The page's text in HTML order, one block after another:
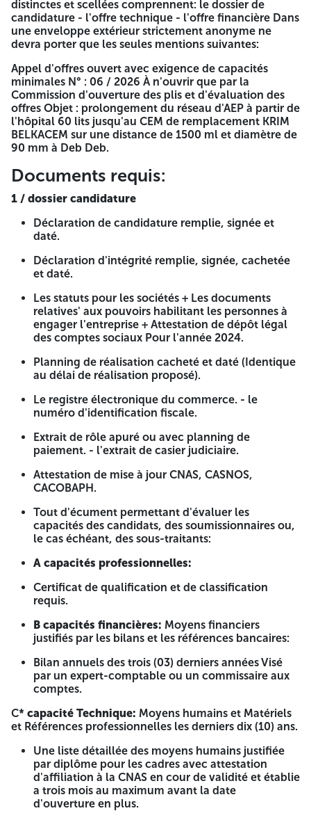
pendant une durée de 90 jours, en plus du délai de
préparation des offres, à compter de la date de dépôt des
offres. ERRAIE EL HOUR : 19/03/2026 ANEP N°:2616009746
A -=-=-=-
RÉPUBLIQUE ALGÉRIENNE
DÉMOCRATIQUE ET POPULAIRE
Wilaya d'Illizi Direction d'hydraulique,Adresse : Route Ain
El Kours, Cité Al-Hiza Boubou – Illizi NIF
:099133019000141
Appel d'offres ouvert avec exigence de capacités
minimales N° : 06 / 2026
Conditions minimales permettant de
participer à cette offre
Capacités professionnelles:Les Entreprises disposant
d'une Certificat de qualification et de classification
principale ou secondaire).
Références professionnelles:Possession d'au moins un
certificat de bonne exécution pour la réalisation des
conduite type PEHD, à condition que ces projets aient été
réalisés dans les derniers dix (10) ans.
Capacités financières:Bilan annuels des trois (03) derniers
années (2024-2023-2022) Visé par un expert-comptable ou
un commissaire aux comptes.
Intitulé de l'opération:Prolongement du réseau d'AEP à
partir de l'hôpital 60 lits jusqu'au CEM de remplacement
KRIM BELKACEM sur une distance de 1500 ml et diamètre
de 90 mm à Deb Deb.
Objet :prolongement du réseau d'AEP à partir de l'hôpital
60 lits jusqu'au CEM de remplacement KRIM BELKACEM sur
une distance de 1500 ml et diamètre de 90 mm à Deb Deb.
Les Entreprises Intéressées qui remplissent les conditions
minimales précedentes et désire Participés peuvent Retirer
le Cahier des Charges de la Direction de l'hydraulique de
La Wilaya d'Illizi, Route d'Ain El-Kors, Cité Lahiza Boubou.
Les offres se Composent de trois (3) enveloppes distinctes
et scellées comprennent: le dossier de candidature - l'offre
technique - l'offre financière Dans une enveloppe extérieur
strictement anonyme ne devra porter que les seules
mentions suivantes:
Appel d'offres ouvert avec exigence de capacités
minimales N° : 06 / 2026 À n'ouvrir que par la Commission
d'ouverture des plis et d'évaluation des offres Objet :
prolongement du réseau d'AEP à partir de l'hôpital 60 lits
jusqu'au CEM de remplacement KRIM BELKACEM sur une
distance de 1500 ml et diamètre de 90 mm à Deb Deb.
Documents requis:
distinctes et scellées comprennent: le dossier de
candidature - l'offre technique - l'offre financière Dans
une enveloppe extérieur strictement anonyme ne
devra porter que les seules mentions suivantes:
Appel d'offres ouvert avec exigence de capacités
minimales N° : 06 / 2026 À n'ouvrir que par la
Commission d'ouverture des plis et d'évaluation des
offres Objet : prolongement du réseau d'AEP à partir de
l'hôpital 60 lits jusqu'au CEM de remplacement KRIM
BELKACEM sur une distance de 1500 ml et diamètre de
90 mm à Deb Deb.
Documents requis:
1 / dossier candidature
Déclaration de candidature remplie, signée et
daté.
Déclaration d'intégrité remplie, signée, cachetée
et daté.
Les statuts pour les sociétés + Les documents
relatives' aux pouvoirs habilitant les personnes à
engager l'entreprise + Attestation de dépôt légal
des comptes sociaux Pour l'année 2024.
Planning de réalisation cacheté et daté (Identique
au délai de réalisation proposé).
Le registre électronique du commerce. - le
numéro d'identification fiscale.
Extrait de rôle apuré ou avec planning de
paiement. - l'extrait de casier judiciaire.
Attestation de mise à jour CNAS, CASNOS,
CACOBAPH.
Tout d'écument permettant d'évaluer les
capacités des candidats, des soumissionnaires ou,
le cas échéant, des sous-traitants:
A capacités professionnelles:
Certificat de qualification et de classification
requis.
B capacités financières: Moyens financiers
justifiés par les bilans et les références bancaires:
Bilan annuels des trois (03) derniers années Visé
par un expert-comptable ou un commissaire aux
comptes.
C* capacité Technique: Moyens humains et Matériels
et Références professionnelles les derniers dix (10) ans.
Une liste détaillée des moyens humains justifiée
par diplôme pour les cadres avec attestation
d'affiliation à la CNAS en cour de validité et établie
a trois mois au maximum avant la date
d'ouverture en plus.